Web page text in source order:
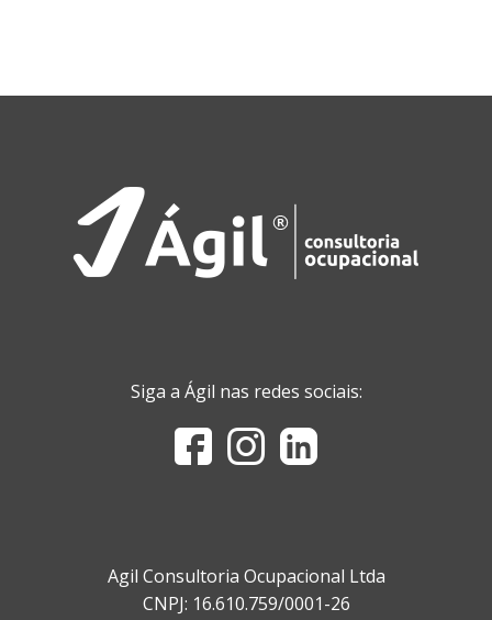
Siga a Ágil nas redes sociais:
Agil Consultoria Ocupacional Ltda
CNPJ: 16.610.759/0001-26